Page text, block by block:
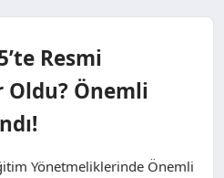
Resmi
Oldu? Önemli
Yönetmeliklerinde Önemli